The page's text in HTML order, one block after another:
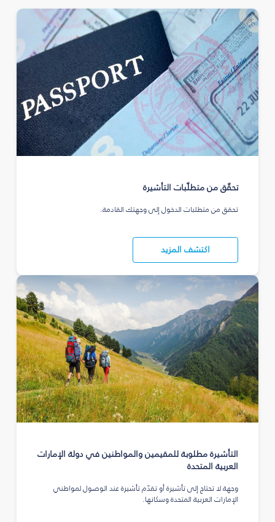
تحقّق من متطلّبات التأشيرة
تحقق من متطلبات الدخول إلى وجهتك القادمة.
اكتشف المزيد
التأشيرة مطلوبة للمقيمين والمواطنين في دولة الإمارات
العربية المتحدة
وجهة لا تحتاج إلى تأشيرة أو تقدّم تأشيرة عند الوصول لمواطني
الإمارات العربية المتحدة وسكانها.